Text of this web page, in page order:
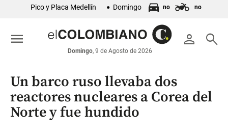
económicos
Colombia
Pico y Placa Medellín Domingo no no
person search
Domingo, 9 de Agosto de 2026
menu
Un barco ruso llevaba dos
reactores nucleares a Corea del
Norte y fue hundido